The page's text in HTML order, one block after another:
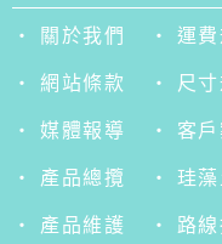
‧ 關於我們 ‧ 運費
‧ 網站條款 ‧ 尺寸
‧ 媒體報導 ‧ 客戶
‧ 產品總攬 ‧ 珪藻
‧ 產品維護 ‧ 路線